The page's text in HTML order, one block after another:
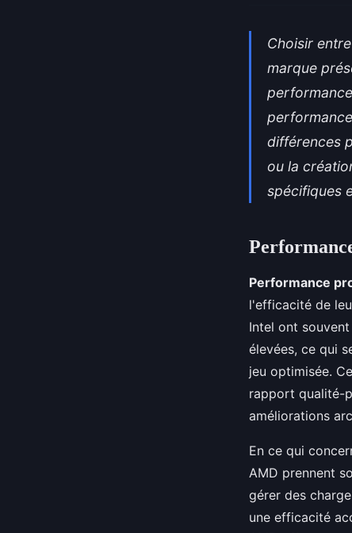
Choisir
marque
différences
ou la
spécifiques
Performance
l'efficacité de
Intel ont
élevées, ce qui
jeu optimisée.
rapport qualité-
améliorations
En ce qui
AMD prennent
gérer des
une efficacité